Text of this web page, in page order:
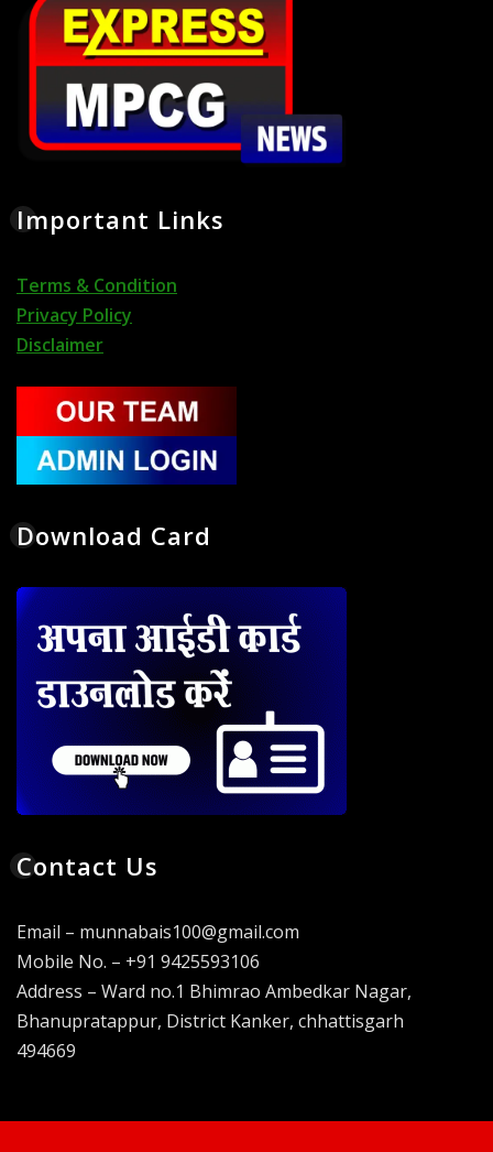
Important Links
Terms & Condition
Privacy Policy
Disclaimer
Download Card
Contact Us
Email – munnabais100@gmail.com
Mobile No. – +91 9425593106
Address – Ward no.1 Bhimrao Ambedkar Nagar,
Bhanupratappur, District Kanker, chhattisgarh
494669